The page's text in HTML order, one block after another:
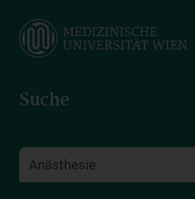
main
Suche